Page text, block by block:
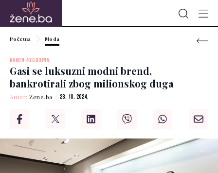
Početna Moda
NAKON 40 GODINA
Gasi se luksuzni modni brend,
bankrotirali zbog milionskog duga
Autor:Žene.ba 23. 10. 2024.